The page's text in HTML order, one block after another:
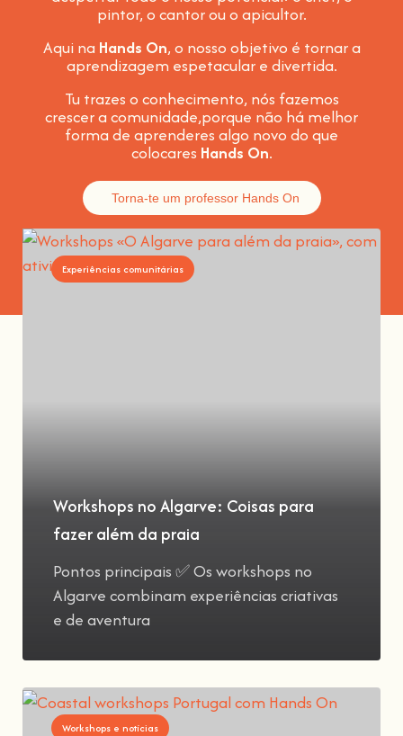
pintor, o cantor ou o apicultor.
Aqui na Hands On, o nosso objetivo é tornar a
aprendizagem espetacular e divertida.
Tu trazes o conhecimento, nós fazemos
crescer a comunidade,porque não há melhor
forma de aprenderes algo novo do que
colocares Hands On.
Torna-te um professor Hands On
Experiências comunitárias
Workshops no Algarve: Coisas para
fazer além da praia
Pontos principais ✅ Os workshops no
Algarve combinam experiências criativas
e de aventura
Workshops e notícias